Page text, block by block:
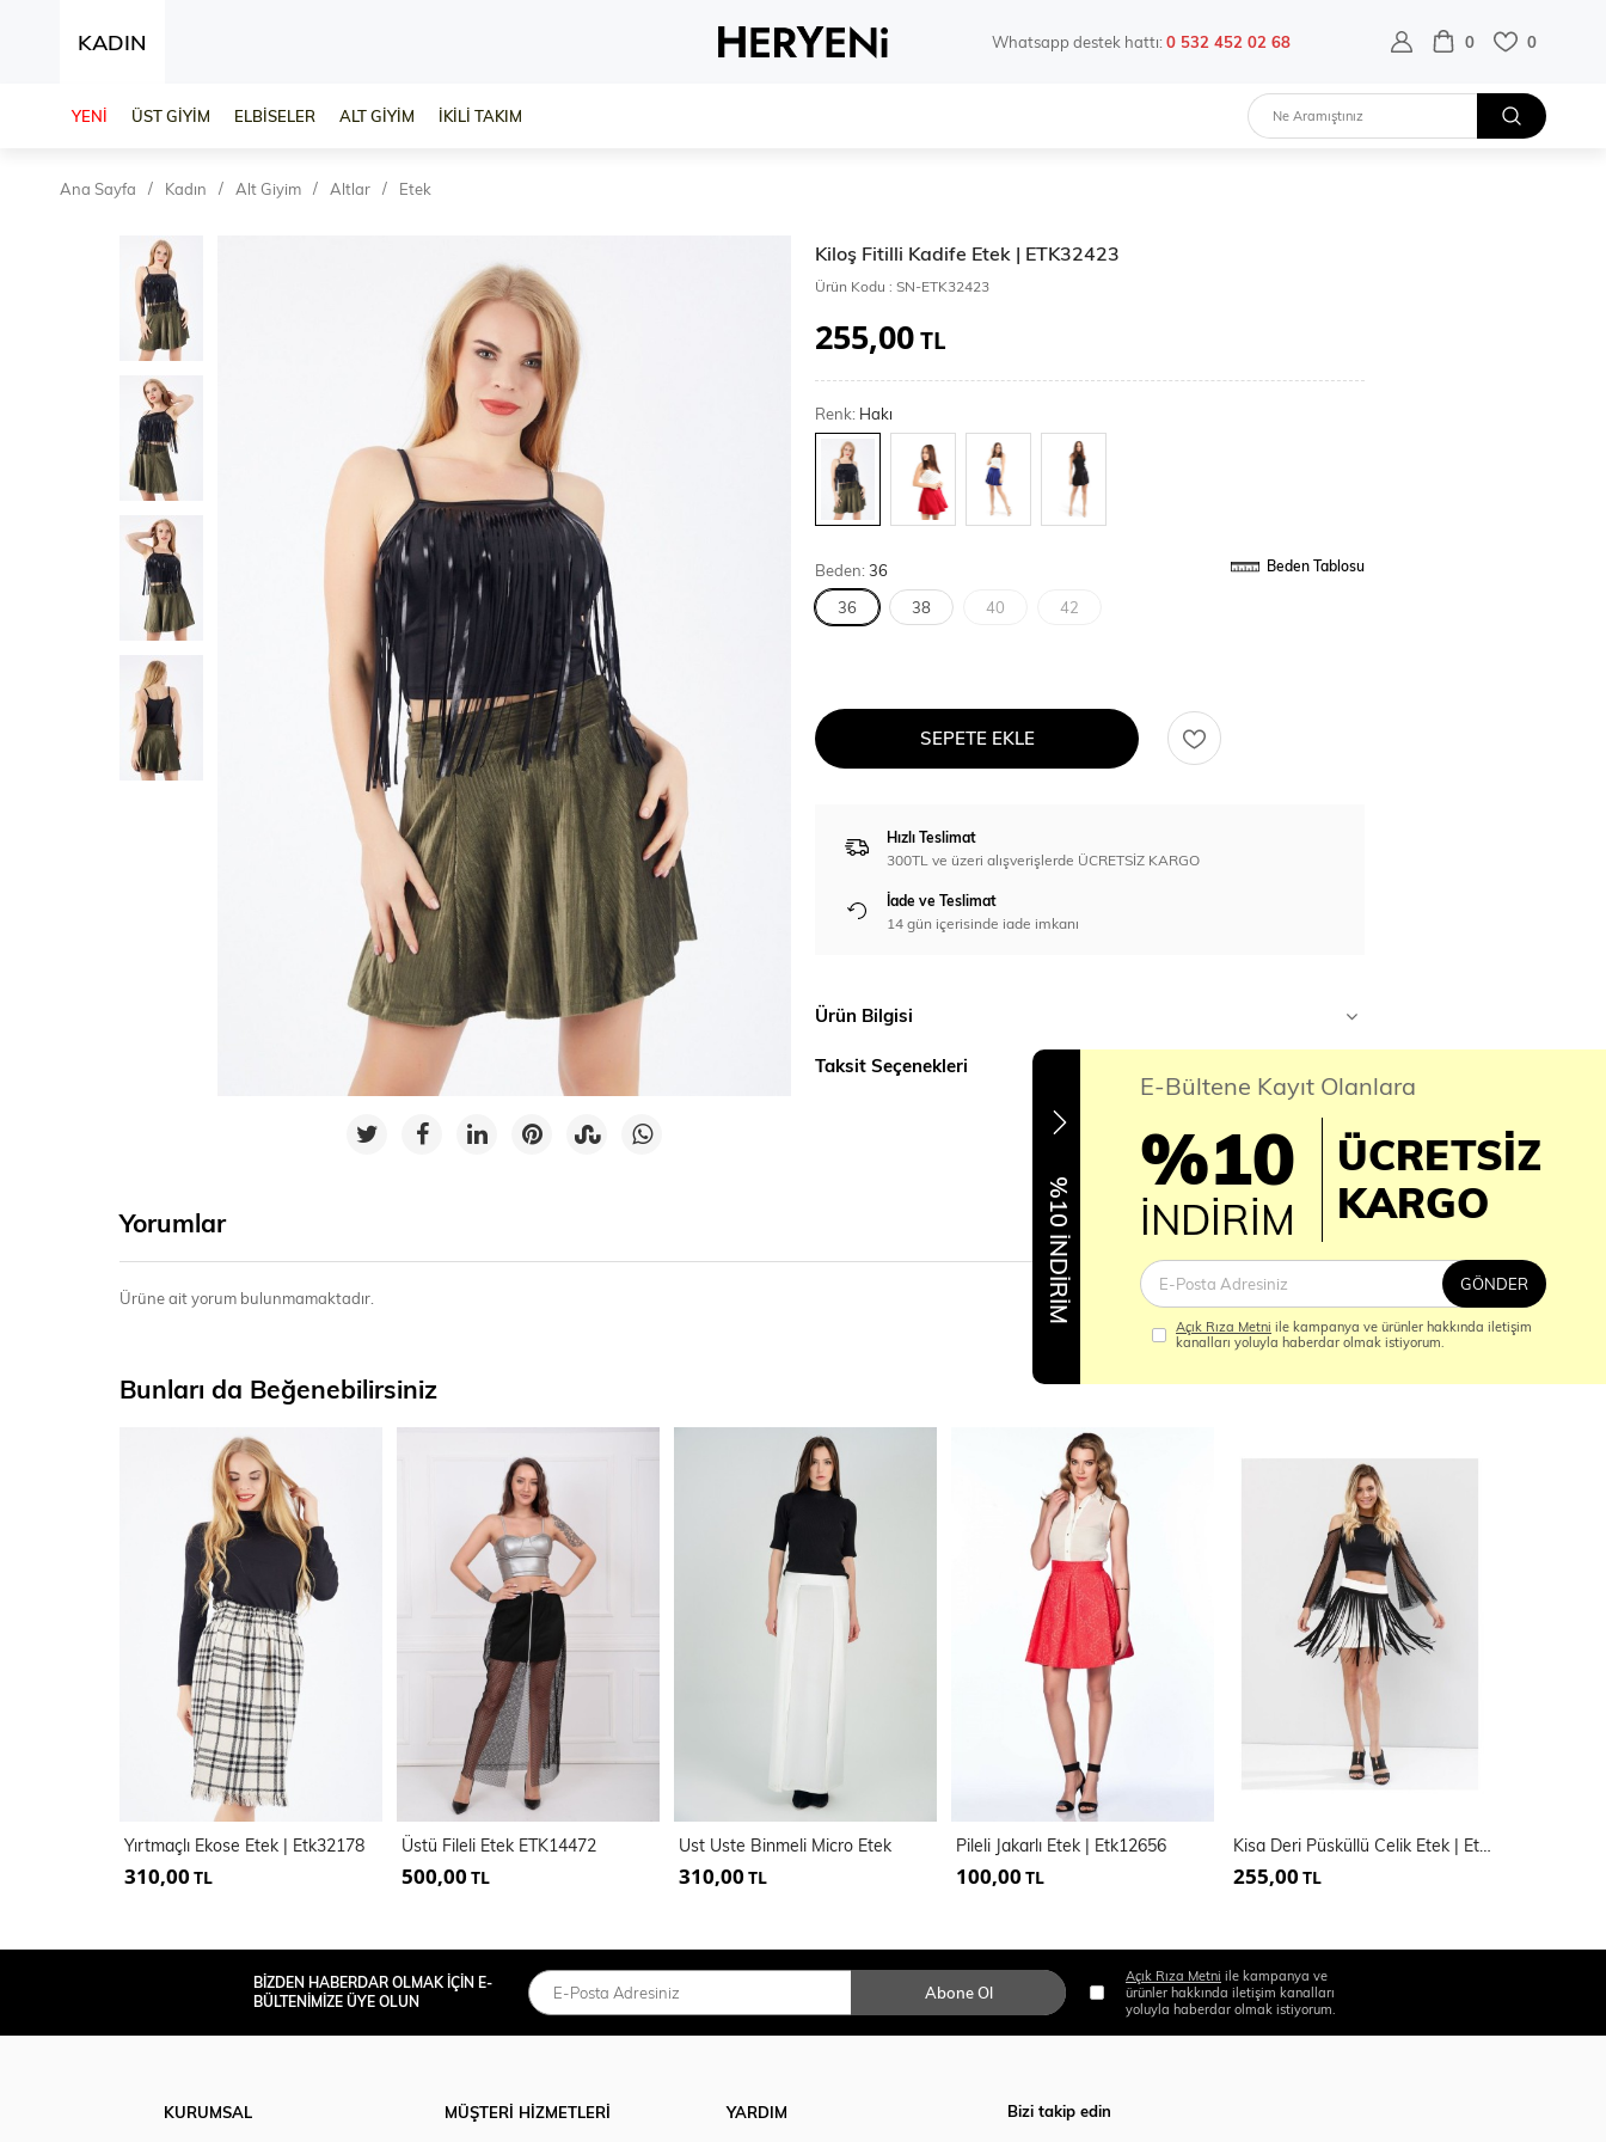
KADIN Whatsapp destek hattı:0 532 452 02 68 0 0
YENİ ÜST GİYİM ELBİSELER ALT GİYİM İKİLİ TAKIM
Ana Sayfa Kadın Alt Giyim Altlar Etek
Kiloş Fitilli Kadife Etek | ETK32423
Ürün Kodu : SN-ETK32423
255,00TL
Renk: Hakı
Beden:36 Beden Tablosu
36 38 40 42
SEPETE EKLE
Hızlı Teslimat
300TL ve üzeri alışverişlerde ÜCRETSİZ KARGO
İade ve Teslimat
14 gün içerisinde iade imkanı
Ürün Bilgisi
Taksit Seçenekleri
Yorumlar
Ürüne ait yorum bulunmamaktadır.
Bunları da Beğenebilirsiniz
Yırtmaçlı Ekose Etek | Etk32178
310,00 TL
Üstü Fileli Etek ETK14472
500,00 TL
Ust Uste Binmeli Micro Etek
310,00 TL
Pileli Jakarlı Etek | Etk12656
100,00 TL
Kisa Deri Püsküllü Celik Etek | Etk14332
255,00 TL
%10 İNDİRİM
E-Bültene Kayıt Olanlara
%10
İNDİRİM
ÜCRETSİZ
KARGO
GÖNDER
Açık Rıza Metni ile kampanya ve ürünler hakkında iletişim
kanalları yoluyla haberdar olmak istiyorum.
BİZDEN HABERDAR OLMAK İÇİN E-
BÜLTENİMİZE ÜYE OLUN
Abone Ol
Açık Rıza Metni ile kampanya ve
ürünler hakkında iletişim kanalları
yoluyla haberdar olmak istiyorum.
KURUMSAL
MÜŞTERİ HİZMETLERİ
YARDIM
Bizi takip edin